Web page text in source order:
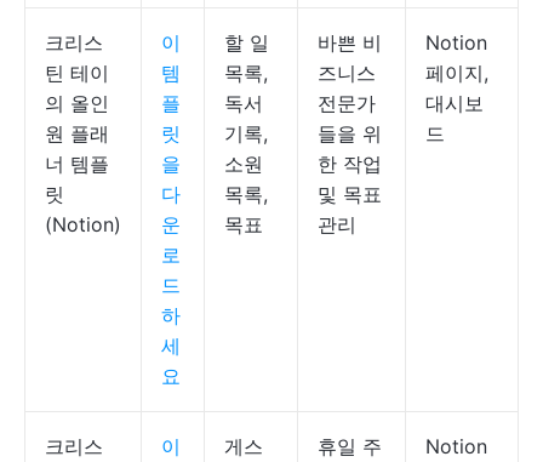
크리스
틴 테이
의 올인
원 플래
너 템플
릿
(Notion)
이
템
플
릿
을
다
운
로
드
하
세
요
할 일
목록,
독서
기록,
소원
목록,
목표
바쁜 비
즈니스
전문가
들을 위
한 작업
및 목표
관리
Notion
페이지,
대시보
드
크리스
이
게스
휴일 주
Notion